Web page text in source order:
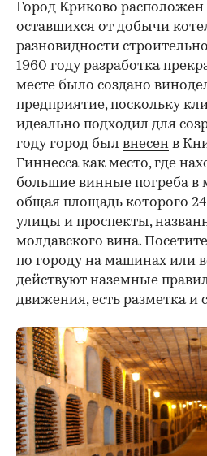
Город Криково расположен
оставшихся от добычи
разновидности
1960 году разработка
месте было создано
предприятие, поскольку
идеально подходил для
году город был внесен в
Гиннесса как место, где
большие винные погреба в
общая площадь которого
улицы и проспекты,
молдавского вина.
по городу на машинах или
действуют наземные
движения, есть разметка и